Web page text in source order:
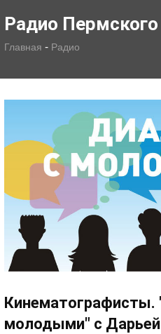
Радио Пермского
Главная - Радио
Кинематографисты.
молодыми" с